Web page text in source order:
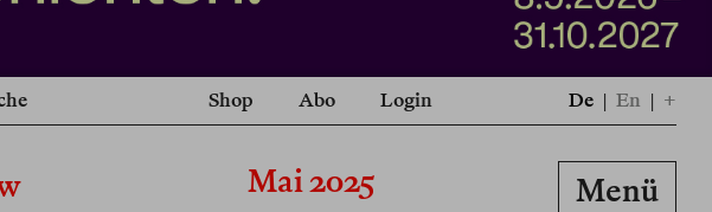
Shop Abo Login De | En | +
Mai 2025 Menü